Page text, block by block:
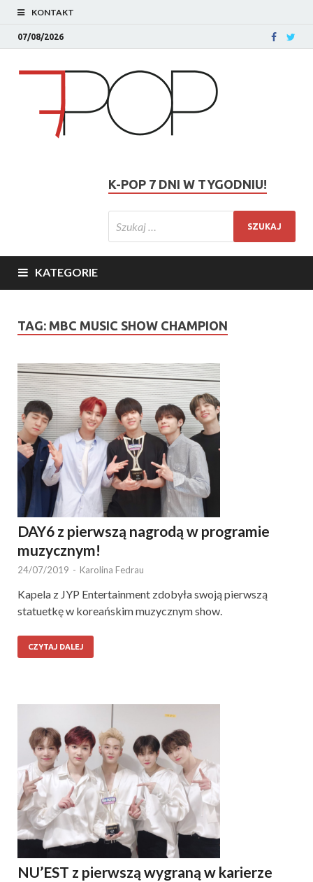
KONTAKT
07/08/2026
K-POP 7 DNI W TYGODNIU!
KATEGORIE
TAG: MBC MUSIC SHOW CHAMPION
DAY6 z pierwszą nagrodą w programie
muzycznym!
24/07/2019 - Karolina Fedrau
Kapela z JYP Entertainment zdobyła swoją pierwszą
statuetkę w koreańskim muzycznym show.
CZYTAJ DALEJ
NU’EST z pierwszą wygraną w karierze